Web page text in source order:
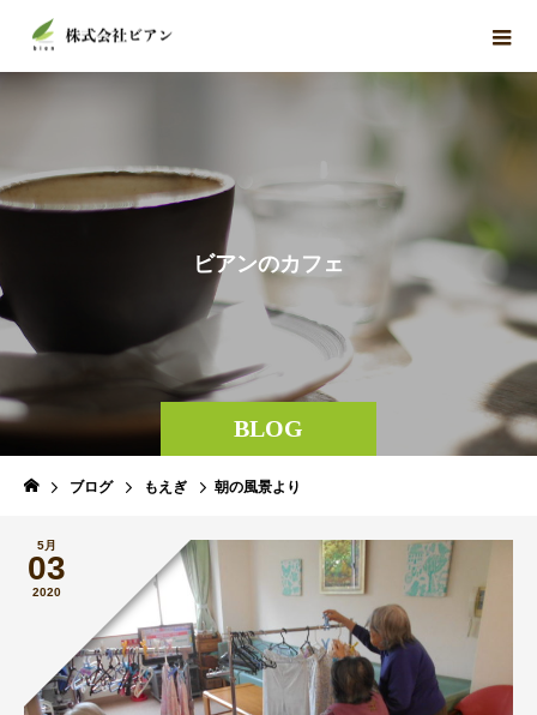
BLOG
ビアンのカ フ ェ
ブログ もえぎ 朝の風景より
5月
03
2020